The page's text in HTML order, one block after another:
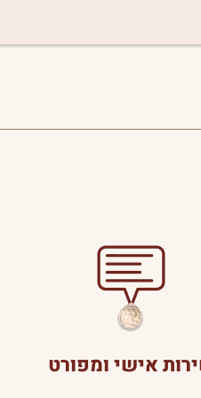
אישי ומפורט